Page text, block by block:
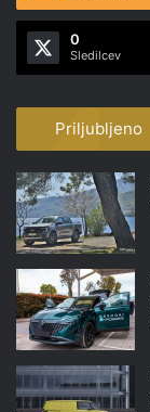
0
Sledilcev
Priljubljeno